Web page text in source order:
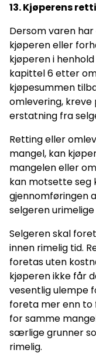
13. Kjøperens
Dersom varen
kjøperen eller
kjøperen i
kapittel 6 etter
kjøpesummen
omlevering, kreve
erstatning fra
Retting eller
mangel, kan
mangelen eller
kan motsette seg
gjennomføringen
selgeren
Selgeren skal
innen rimelig tid.
foretas uten
kjøperen ikke får
vesentlig ulempe
foreta mer enn to
for samme
særlige grunner
rimelig.